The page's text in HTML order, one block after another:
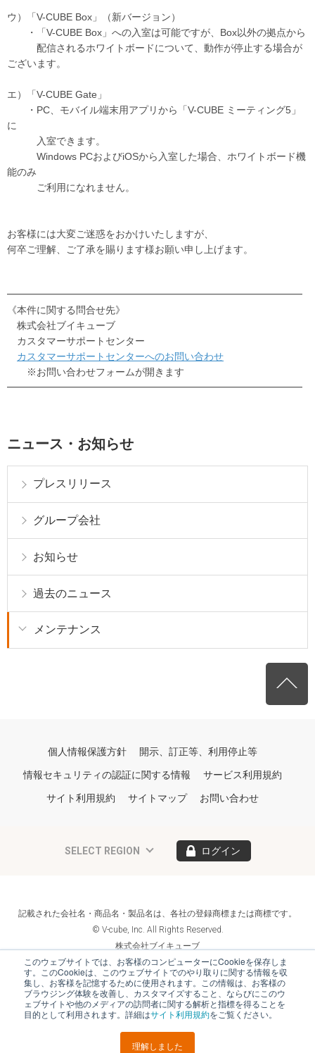
このウェブサイトでは、お客様のコンピューターにCookieを保存しま
す。このCookieは、このウェブサイトでのやり取りに関する情報を収
集し、お客様を記憶するために使用されます。この情報は、お客様の
ブラウジング体験を改善し、カスタマイズすること、ならびにこのウ
ェブサイトや他のメディアの訪問者に関する解析と指標を得ることを
目的として利用されます。詳細はサイト利用規約をご覧ください。
理解しました
ウ）「V-CUBE Box」（新バージョン）
・「V-CUBE Box」への入室は可能ですが、Box以外の拠点から
配信されるホワイトボードについて、動作が停止する場合が
ございます。
エ）「V-CUBE Gate」
・PC、モバイル端末用アプリから「V-CUBE ミーティング5」
に
入室できます。
Windows PCおよびiOSから入室した場合、ホワイトボード機
能のみ
ご利用になれません。
お客様には大変ご迷惑をおかけいたしますが、
何卒ご理解、ご了承を賜ります様お願い申し上げます。
━━━━━━━━━━━━━━━━━━━━━━━━━━━━━━
《本件に関する問合せ先》
株式会社ブイキューブ
カスタマーサポートセンター
カスタマーサポートセンターへのお問い合わせ
※お問い合わせフォームが開きます
━━━━━━━━━━━━━━━━━━━━━━━━━━━━━━
ニュース・お知らせ
プレスリリース
グループ会社
お知らせ
過去のニュース
メンテナンス
個人情報保護方針 開示、訂正等、利用停止等
情報セキュリティの認証に関する情報 サービス利用規約
サイト利用規約 サイトマップ お問い合わせ
SELECT REGION ログイン
記載された会社名・商品名・製品名は、各社の登録商標または商標です。
© V-cube, Inc. All Rights Reserved.
株式会社ブイキューブ
Follow Us